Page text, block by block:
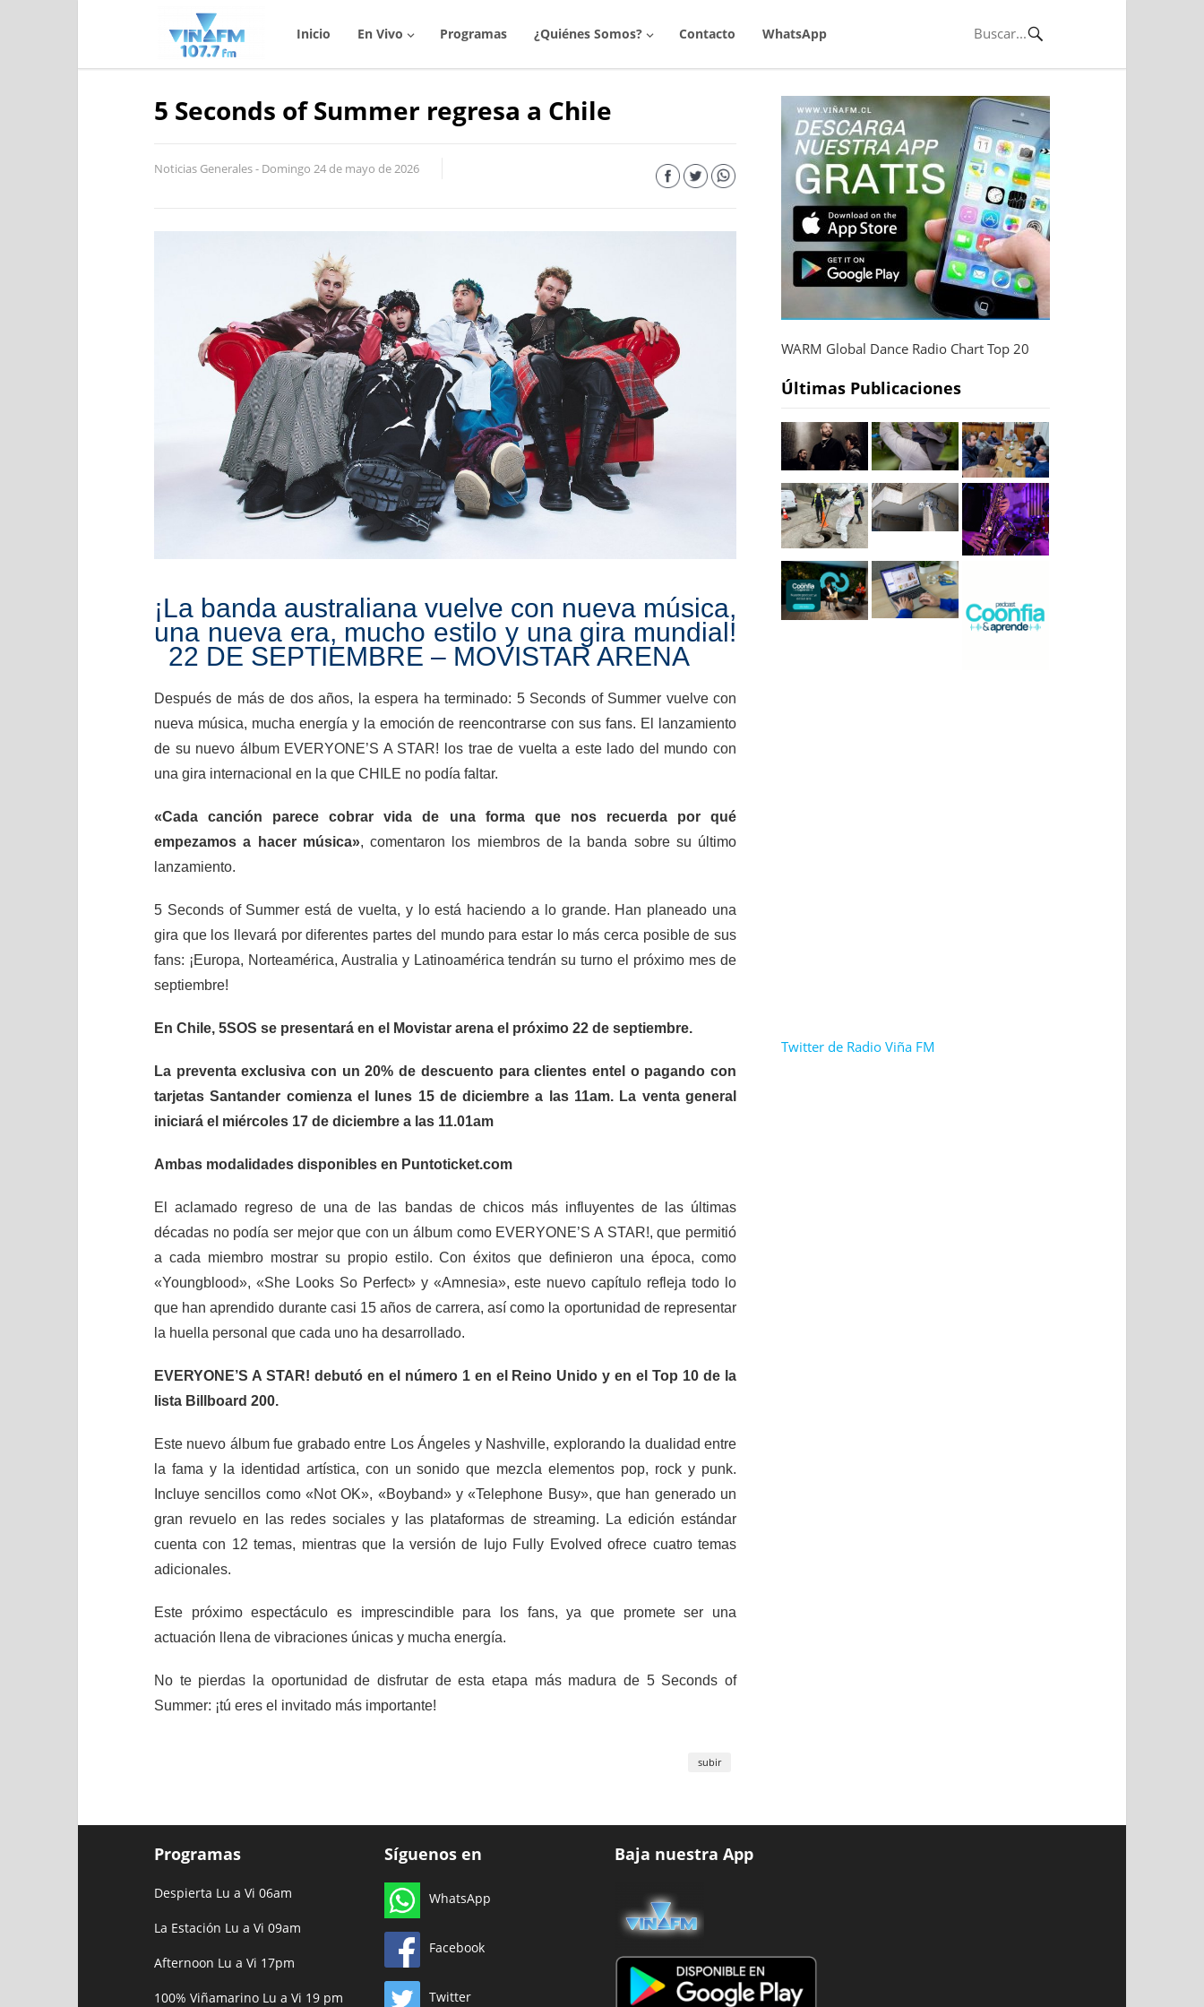
Inicio En Vivo Programas ¿Quiénes Somos? Contacto WhatsApp
5 Seconds of Summer regresa a Chile
Noticias Generales - Domingo 24 de mayo de 2026
¡La banda australiana vuelve con nueva música,
una nueva era, mucho estilo y una gira mundial!
22 DE SEPTIEMBRE – MOVISTAR ARENA
Después de más de dos años, la espera ha terminado: 5 Seconds of Summer vuelve con
nueva música, mucha energía y la emoción de reencontrarse con sus fans. El lanzamiento
de su nuevo álbum EVERYONE’S A STAR! los trae de vuelta a este lado del mundo con
una gira internacional en la que CHILE no podía faltar.
«Cada canción parece cobrar vida de una forma que nos recuerda por qué
empezamos a hacer música», comentaron los miembros de la banda sobre su último
lanzamiento.
5 Seconds of Summer está de vuelta, y lo está haciendo a lo grande. Han planeado una
gira que los llevará por diferentes partes del mundo para estar lo más cerca posible de sus
fans: ¡Europa, Norteamérica, Australia y Latinoamérica tendrán su turno el próximo mes de
septiembre!
En Chile, 5SOS se presentará en el Movistar arena el próximo 22 de septiembre.
La preventa exclusiva con un 20% de descuento para clientes entel o pagando con
tarjetas Santander comienza el lunes 15 de diciembre a las 11am. La venta general
iniciará el miércoles 17 de diciembre a las 11.01am
Ambas modalidades disponibles en Puntoticket.com
El aclamado regreso de una de las bandas de chicos más influyentes de las últimas
décadas no podía ser mejor que con un álbum como EVERYONE’S A STAR!, que permitió
a cada miembro mostrar su propio estilo. Con éxitos que definieron una época, como
«Youngblood», «She Looks So Perfect» y «Amnesia», este nuevo capítulo refleja todo lo
que han aprendido durante casi 15 años de carrera, así como la oportunidad de representar
la huella personal que cada uno ha desarrollado.
EVERYONE’S A STAR! debutó en el número 1 en el Reino Unido y en el Top 10 de la
lista Billboard 200.
Este nuevo álbum fue grabado entre Los Ángeles y Nashville, explorando la dualidad entre
la fama y la identidad artística, con un sonido que mezcla elementos pop, rock y punk.
Incluye sencillos como «Not OK», «Boyband» y «Telephone Busy», que han generado un
gran revuelo en las redes sociales y las plataformas de streaming. La edición estándar
cuenta con 12 temas, mientras que la versión de lujo Fully Evolved ofrece cuatro temas
adicionales.
Este próximo espectáculo es imprescindible para los fans, ya que promete ser una
actuación llena de vibraciones únicas y mucha energía.
No te pierdas la oportunidad de disfrutar de esta etapa más madura de 5 Seconds of
Summer: ¡tú eres el invitado más importante!
subir
WARM Global Dance Radio Chart Top 20
Últimas Publicaciones
Twitter de Radio Viña FM
Programas
Despierta Lu a Vi 06am
La Estación Lu a Vi 09am
Afternoon Lu a Vi 17pm
100% Viñamarino Lu a Vi 19 pm
Síguenos en
WhatsApp
Facebook
Twitter
Baja nuestra App